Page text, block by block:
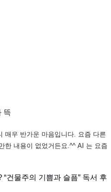
뜩
매우 반가운 마음입니다. 요즘 다른
한 내용이 없었거든요.^^ AI 는 요즘
건물주의 기쁨과 슬픔” 독서 후